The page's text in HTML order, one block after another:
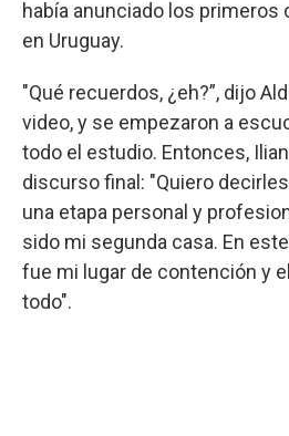
había anunciado los
en Uruguay.
"Qué recuerdos, ¿eh?”, dijo
video, y se empezaron a
todo el estudio. Entonces,
discurso final: "Quiero
una etapa personal y
sido mi segunda casa. En
fue mi lugar de contención y
todo".